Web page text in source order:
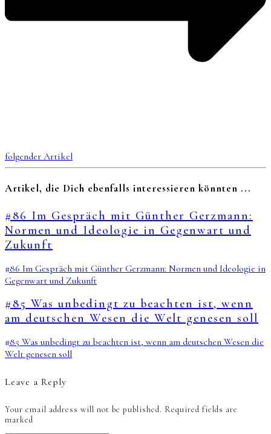
folgender Artikel
Artikel, die Dich ebenfalls interessieren könnten ...
#86 Im Gespräch mit Günther Gerzmann:
Normen und Ideologie in Gegenwart und
Zukunft
#86 Im Gespräch mit Günther Gerzmann: Normen und Ideologie in
Gegenwart und Zukunft
#85 Was unbedingt zu beachten ist, wenn
am deutschen Wesen die Welt genesen soll
#85 Was unbedingt zu beachten ist, wenn am deutschen Wesen die
Welt genesen soll
Leave a Reply
Your email address will not be published. Required fields are
marked